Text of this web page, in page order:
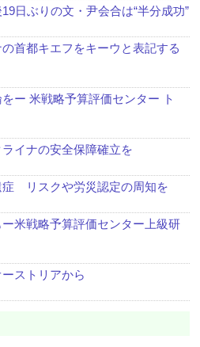
日ぶりの文・尹会合は“半分成功”
の首都キエフをキーウと表記する
ー 米戦略予算評価センター ト
イナの安全保障確立を
症 リスクや労災認定の周知を
米戦略予算評価センター上級研
ストリアから